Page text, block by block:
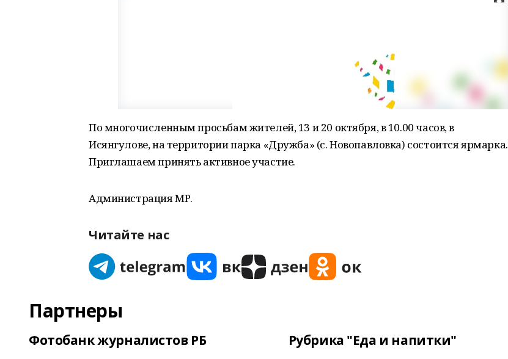
По многочисленным просьбам жителей, 13 и 20 октября, в 10.00 часов, в
Исянгулове, на территории парка «Дружба» (с. Новопавловка) состоится ярмарка.
Приглашаем принять активное участие.
Администрация МР.
Читайте нас
Партнеры
Фотобанк журналистов РБ Рубрика "Еда и напитки"